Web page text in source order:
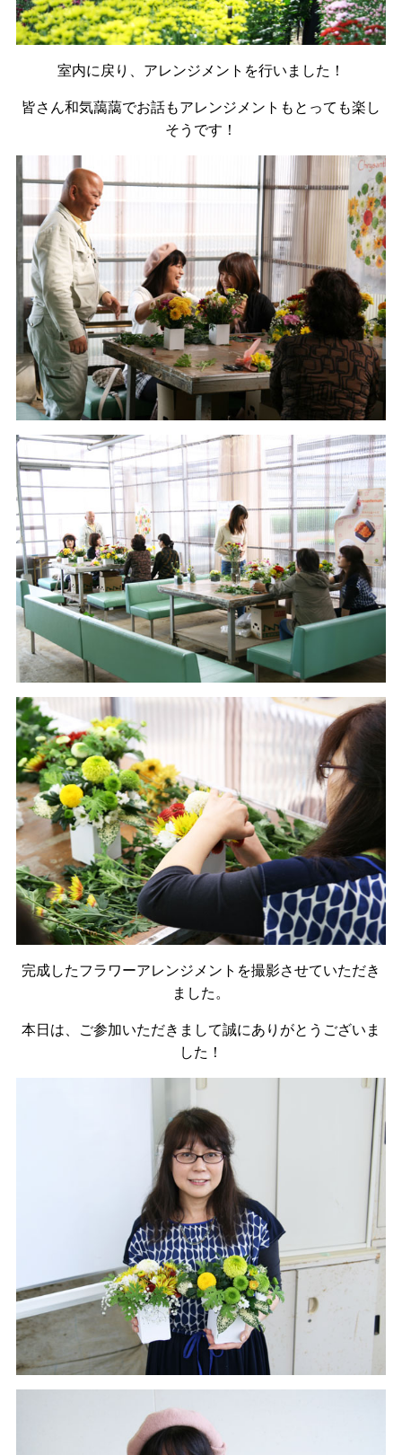
室内に戻り、アレンジメントを行いました！
皆さん和気藹藹でお話もアレンジメントもとっても楽し
そうです！
完成したフラワーアレンジメントを撮影させていただき
ました。
本日は、ご参加いただきまして誠にありがとうございま
した！